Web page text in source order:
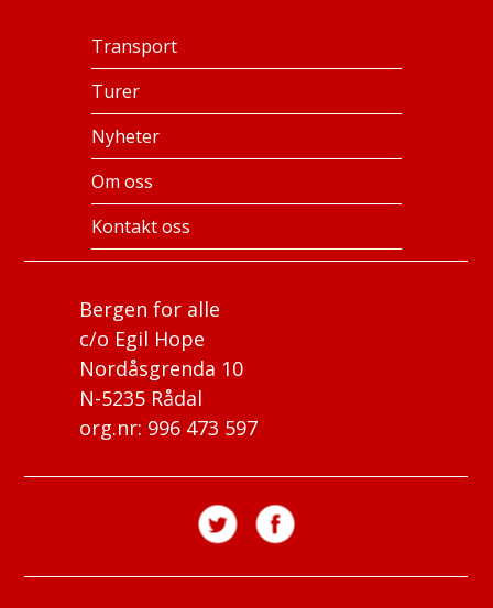
Bergen for alle
c/o Egil Hope
Nordåsgrenda 10
N-5235 Rådal
org.nr: 996 473 597
Transport
Turer
Nyheter
Om oss
Kontakt oss